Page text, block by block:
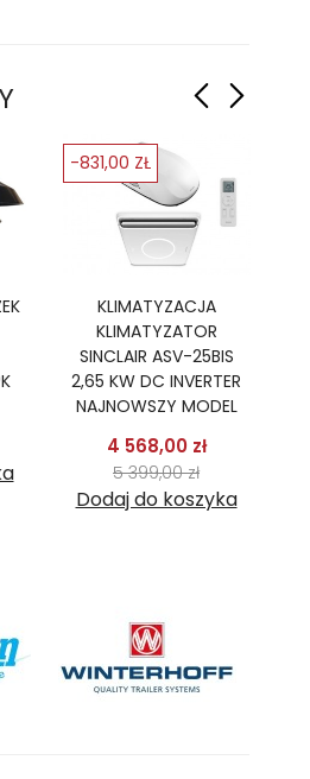
KLIMATYZACJA
KLIMATYZATOR
SINCLAIR ASV-25BIS
2,65 KW DC INVERTER
NAJNOWSZY MODEL
4 568,00 złCena
5 399,00 złCena
Dodaj do koszyka
-831,00 ZŁ